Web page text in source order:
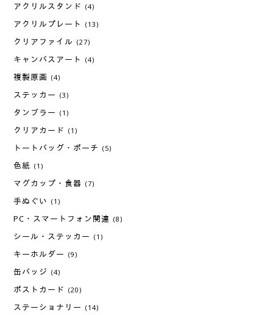
アクリルスタンド (4)
アクリルプレート (13)
クリアファイル (27)
キャンバスアート (4)
複製原画 (4)
ステッカー (3)
タンブラー (1)
クリアカード (1)
トートバッグ・ポーチ (5)
色紙 (1)
マグカップ・食器 (7)
手ぬぐい (1)
PC・スマートフォン関連 (8)
シール・ステッカー (1)
キーホルダー (9)
缶バッジ (4)
ポストカード (20)
ステーショナリー (14)